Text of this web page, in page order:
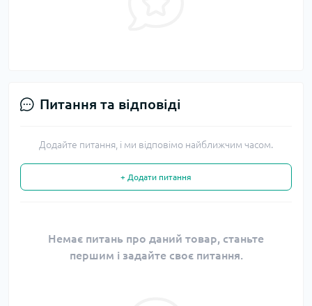
Питання та відповіді
Додайте питання, і ми відповімо найближчим часом.
+ Додати питання
Немає питань про даний товар, станьте
першим і задайте своє питання.